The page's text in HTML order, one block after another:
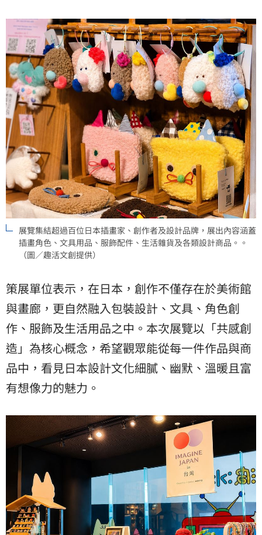
展覽集結超過百位日本插畫家、創作者及設計品牌，展出內容涵蓋
插畫角色、文具用品、服飾配件、生活雜貨及各類設計商品。。
（圖／趣活文創提供）
策展單位表示，在日本，創作不僅存在於美術館
與畫廊，更自然融入包裝設計、文具、角色創
作、服飾及生活用品之中。本次展覽以「共感創
造」為核心概念，希望觀眾能從每一件作品與商
品中，看見日本設計文化細膩、幽默、溫暖且富
有想像力的魅力。